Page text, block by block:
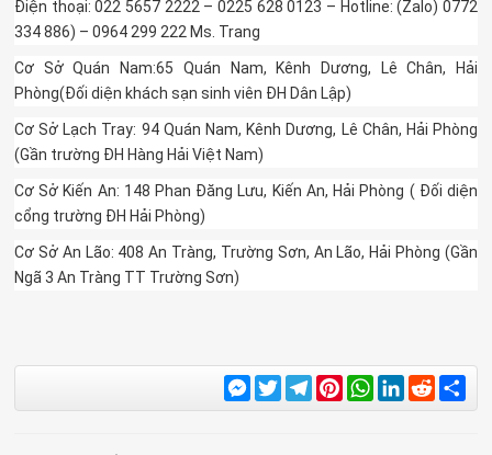
Điện thoại: 022 5657 2222 – 0225 628 0123 – Hotline: (Zalo) 0772
334 886) – 0964 299 222 Ms. Trang
Cơ Sở Quán Nam:65 Quán Nam, Kênh Dương, Lê Chân, Hải
Phòng(Đối diện khách sạn sinh viên ĐH Dân Lập)
Cơ Sở Lạch Tray: 94 Quán Nam, Kênh Dương, Lê Chân, Hải Phòng
(Gần trường ĐH Hàng Hải Việt Nam)
Cơ Sở Kiến An: 148 Phan Đăng Lưu, Kiến An, Hải Phòng ( Đối diện
cổng trường ĐH Hải Phòng)
Cơ Sở An Lão: 408 An Tràng, Trường Sơn, An Lão, Hải Phòng (Gần
Ngã 3 An Tràng TT Trường Sơn)
Messenger
TwitterTelegram
Pinterest
WhatsApp
LinkedIn
Reddit